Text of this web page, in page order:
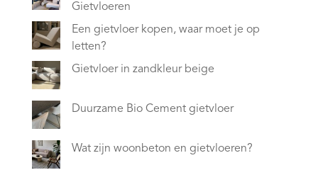
Gietvloeren
Een gietvloer kopen, waar moet je op
letten?
Gietvloer in zandkleur beige
Duurzame Bio Cement gietvloer
Wat zijn woonbeton en gietvloeren?